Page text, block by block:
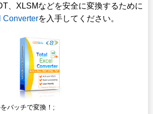
、XLSMなどを安全に変換するために
Converterを入手してください。
バッチで変換！;